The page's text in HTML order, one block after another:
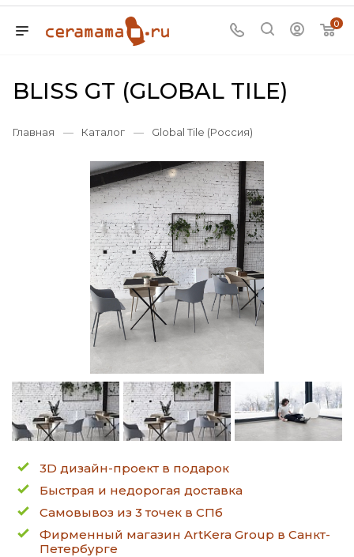
0
BLISS GT (GLOBAL TILE)
Главная — Каталог — Global Tile (Россия)
3D дизайн-проект в подарок
Быстрая и недорогая доставка
Самовывоз из 3 точек в СПб
Фирменный магазин ArtKera Group в Санкт-
Петербурге